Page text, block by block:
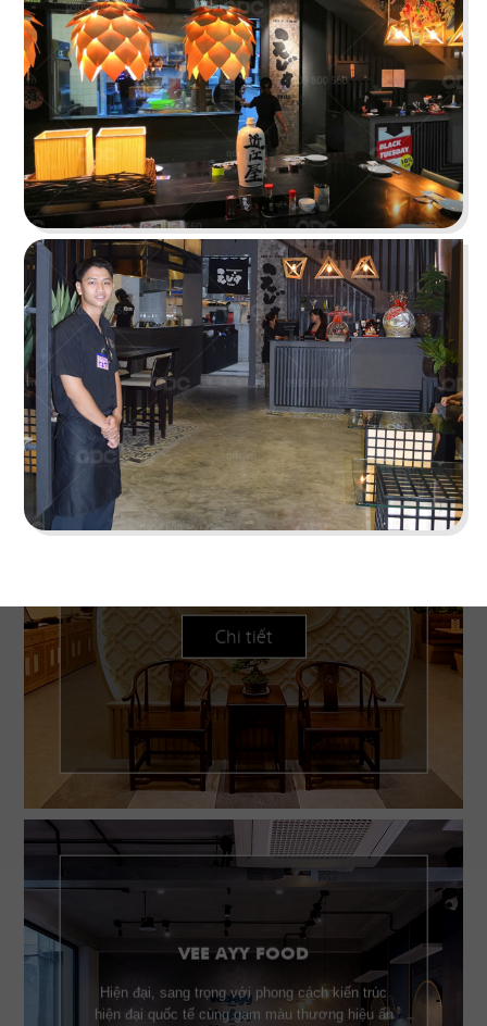
HUI XIANG SI YAN
Lấy cảm hứng từ nét đẹp truyền thống kết hợp
hơi thở hiện đại
Chi tiết
BAOZ DIMSUM
Chi tiết
VEE AYY FOOD
Hiện đại, sang trọng với phong cách kiến trúc
hiện đại quốc tế cùng gam màu thương hiệu ấn